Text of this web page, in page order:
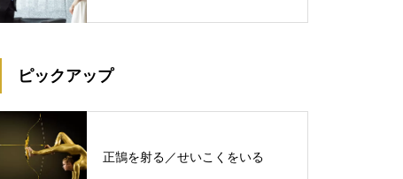
ピックアップ
正鵠を射る／せいこくをいる